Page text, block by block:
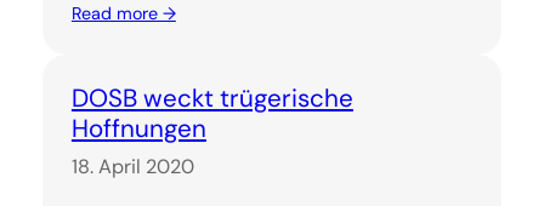
Read more →
DOSB weckt trügerische
Hoffnungen
18. April 2020